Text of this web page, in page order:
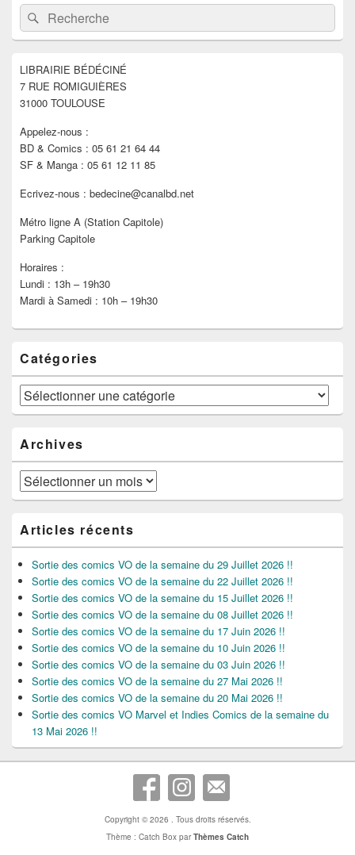
principale
de
widget
barre
latérale
Recherche :Rechercher
LIBRAIRIE BÉDÉCINÉ
7 RUE ROMIGUIÈRES
31000 TOULOUSE
Appelez-nous :
BD & Comics : 05 61 21 64 44
SF & Manga : 05 61 12 11 85
Ecrivez-nous : bedecine@canalbd.net
Métro ligne A (Station Capitole)
Parking Capitole
Horaires :
Lundi : 13h – 19h30
Mardi à Samedi : 10h – 19h30
Catégories
Catégories
Archives
Archives
Articles récents
Sortie des comics VO de la semaine du 29 Juillet 2026 !!
Sortie des comics VO de la semaine du 22 Juillet 2026 !!
Sortie des comics VO de la semaine du 15 Juillet 2026 !!
Sortie des comics VO de la semaine du 08 Juillet 2026 !!
Sortie des comics VO de la semaine du 17 Juin 2026 !!
Sortie des comics VO de la semaine du 10 Juin 2026 !!
Sortie des comics VO de la semaine du 03 Juin 2026 !!
Sortie des comics VO de la semaine du 27 Mai 2026 !!
Sortie des comics VO de la semaine du 20 Mai 2026 !!
Sortie des comics VO Marvel et Indies Comics de la semaine du
13 Mai 2026 !!
Copyright © 2026 . Tous droits réservés.
Thème : Catch Box parThèmes Catch